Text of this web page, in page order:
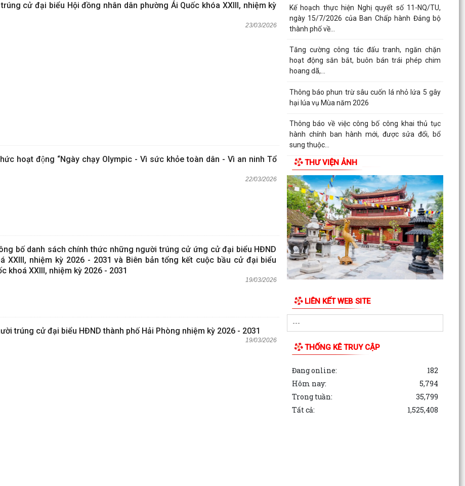
cử đại biểu Hội đồng nhân dân phường Ái Quốc khóa XXIII, nhiệm kỳ
23/03/2026
hoạt động “Ngày chạy Olympic - Vì sức khỏe toàn dân - Vì an ninh Tổ
22/03/2026
bố danh sách chính thức những người trúng cử ứng cử đại biểu HĐND
XXIII, nhiệm kỳ 2026 - 2031 và Biên bản tổng kết cuộc bầu cử đại biểu
khoá XXIII, nhiệm kỳ 2026 - 2031
19/03/2026
trúng cử đại biểu HĐND thành phố Hải Phòng nhiệm kỳ 2026 - 2031
19/03/2026
Kế hoạch thực hiện Nghị quyết số 11-NQ/TU,
ngày 15/7/2026 của Ban Chấp hành Đảng bộ
thành phố về...
Tăng cường công tác đấu tranh, ngăn chặn
hoạt động săn bắt, buôn bán trái phép chim
hoang dã,...
Thông báo phun trừ sâu cuốn lá nhỏ lứa 5 gây
hại lúa vụ Mùa năm 2026
Thông báo về việc công bố công khai thủ tục
hành chính ban hành mới, được sửa đổi, bổ
sung thuộc...
Phối hợp triển khai các hoạt động trước khi
ngừng hoạt động mạng thông tin di động công
nghệ 2G
THƯ VIỆN ẢNH
LIÊN KẾT WEB SITE
THỐNG KÊ TRUY CẬP
Đang online:
182
Hôm nay:
5,794
Trong tuần:
35,799
Tất cả:
1,525,408